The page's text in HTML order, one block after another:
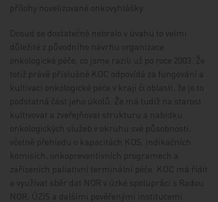
přílohy novelizované onkovyhlášky.
Dosud se dostatečně nebralo v úvahu to velmi
důležité z původního návrhu organizace
onkologické péče, co jsme razili už po roce 2003. Že
totiž právě příslušné KOC odpovídá za fungování a
kultivaci onkologické péče v kraji či oblasti, že je to
podstatná část jeho úkolů. Že má tudíž na starost
kultivovat a zveřejňovat strukturu a nabídku
onkologických služeb v okruhu své působnosti,
včetně přehledu o kapacitách KOS, indikačních
komisích, onkopreventivních programech a
zařízeních paliativní terminální péče. KOC má řídit
a využívat sběr dat NOR v úzké spolupráci s Radou
NOR, ÚZIS a dalšími pověřenými institucemi.